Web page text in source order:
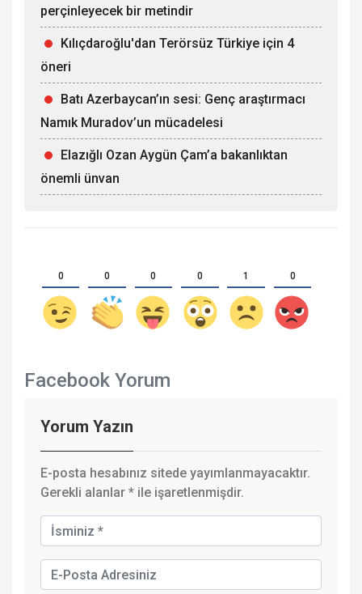
perçinleyecek bir metindir
Kılıçdaroğlu'dan Terörsüz Türkiye için 4
öneri
Batı Azerbaycan’ın sesi: Genç araştırmacı
Namık Muradov’un mücadelesi
Elazığlı Ozan Aygün Çam’a bakanlıktan
önemli ünvan
0 0 0 0 1 0
Facebook Yorum
Yorum Yazın
E-posta hesabınız sitede yayımlanmayacaktır.
Gerekli alanlar * ile işaretlenmişdir.